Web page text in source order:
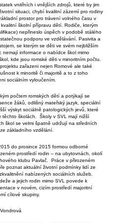
vnitřních i vnějších zdrojů, které by jim
situaci, chybí kvalitní zázemí pro rodiny
prostor pro trávení volného času v
školní přípravu dětí. Rodiče, kterým
nepřineslo úspěch v podobě stálého
podporu ve vzdělávání. Pasivita a
se kterým se děti ve svém nejbližším
informace o nabídce škol mimo
kde jsou romské děti v minoritním počtu.
zařazeni nejen Romové ale také
k minoritě či majoritě a to z toho
sociálním vyloučením.
počtem romských dětí a potýkají se
žáků, odlišný mateřský jazyk, speciální
výskyt sociálně patologických jevů, které
těchto školách. Školy v SVL mají nižší
škol se velmi špatně udržují na středních
základního vzdělání.
do prosince 2015 formou odborné
prostředí rodin – na ubytovnách, okolí
klubu Pavlač. Práce v přirozeném
poznat aktuální životní podmínky lidí ze
nabízených sociálních služeb.
a jejich rodin mimo SVL povede k
v novém, cizím prostředí majoritní
cílové skupiny.